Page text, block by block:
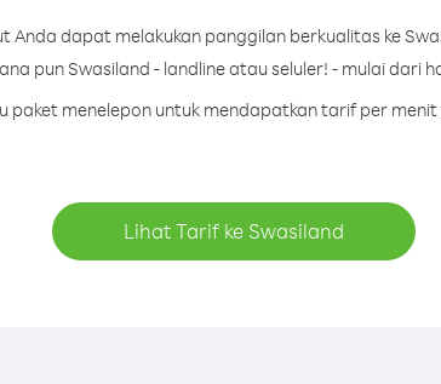
Anda dapat melakukan panggilan berkualitas ke
pun Swasiland - landline atau seluler! - mulai dari
paket menelepon untuk mendapatkan tarif per
Lihat Tarif ke Swasiland